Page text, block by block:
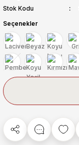
Stok Kodu
Seçenekler